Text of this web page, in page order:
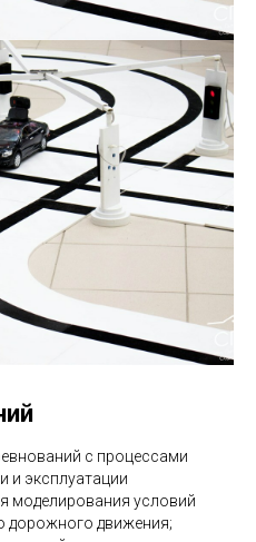
с процессами
и эксплуатации
моделирования условий
дорожного движения;